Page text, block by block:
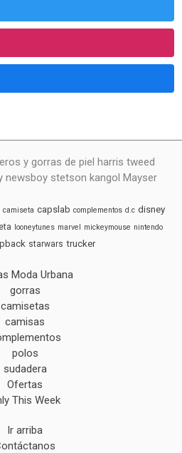
y gorras de piel harris tweed
newsboy stetson kangol Mayser
camiseta capslab complementos d.c disney
looneytunes marvel mickeymouse nintendo
starwars trucker
Moda Urbana
gorras
camisetas
camisas
polos
sudadera
Ofertas
This Week
Ir arriba